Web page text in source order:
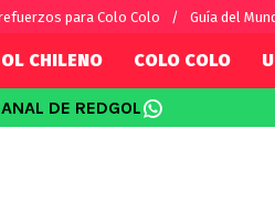
para Colo Colo Guía del
CHILENO COLO COLO
DE REDGOL